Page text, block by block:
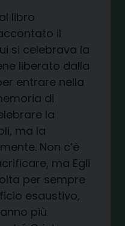
libro
il
si celebrava la
liberato dalla
entrare nella
di
la
ma la
Non c’è
ma Egli
per sempre
esaustivo,
più